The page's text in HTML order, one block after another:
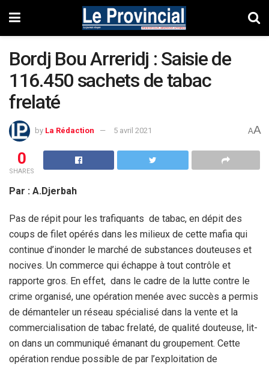
Bordj Bou Arreridj : Saisie de
116.450 sachets de tabac
frelaté
by La Rédaction 5 avril 2021 AA
0
SHARES
Par : A.Djerbah
Pas de répit pour les trafiquants de tabac, en dépit des
coups de filet opérés dans les milieux de cette mafia qui
continue d’inonder le marché de substances douteuses et
nocives. Un commerce qui échappe à tout contrôle et
rapporte gros. En effet, dans le cadre de la lutte contre le
crime organisé, une opération menée avec succès a permis
de démanteler un réseau spécialisé dans la vente et la
commercialisation de tabac frelaté, de qualité douteuse, lit-
on dans un communiqué émanant du groupement. Cette
opération rendue possible de par l’exploitation de